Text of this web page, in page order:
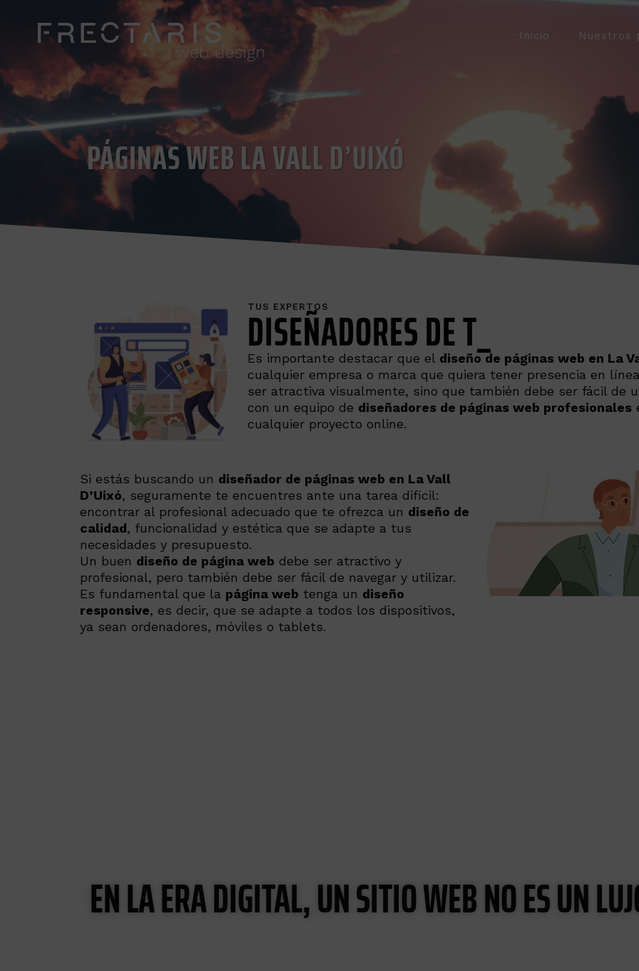
Inicio Nuestros
PÁGINAS WEB LA VALL D’UIXÓ
TUS EXPERTOS
DISEÑADORES DELANDING PAGE
Es importante destacar que el diseño de páginas web en La
cualquier empresa o marca que quiera tener presencia en
ser atractiva visualmente, sino que también debe ser fácil de
con un equipo de diseñadores de páginas web profesionales
cualquier proyecto online.
Si estás buscando un diseñador de páginas web en La Vall
D’Uixó, seguramente te encuentres ante una tarea difícil:
encontrar al profesional adecuado que te ofrezca un diseño de
calidad, funcionalidad y estética que se adapte a tus
necesidades y presupuesto.
Un buen diseño de página web debe ser atractivo y
profesional, pero también debe ser fácil de navegar y utilizar.
Es fundamental que la página web tenga un diseño
responsive, es decir, que se adapte a todos los dispositivos,
ya sean ordenadores, móviles o tablets.
EN LA ERA DIGITAL, UN SITIO WEB NO ES UN